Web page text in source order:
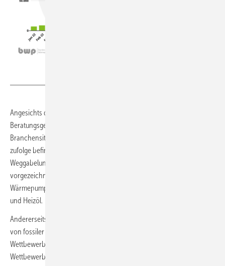
Angesichts der dynamischen Lage hat der BWP die
Beratungsgesellschaft PwC damit beauftragt, die aktuelle
Branchensituation zu analysieren. Ersten Ergebnisse dieser Studie
zufolge befinde sich die Wärmepumpen-Offensive an einer
Weggabelung. Einerseits sei der Trend zur Wärmepumpe
vorgezeichnet. Die Installationszahlen stiegen europaweit,
Wärmepumpen seien die erste Alternative zur Beheizung mit Erdgas
und Heizöl.
Andererseits befinde sich die Heizungsindustrie bei der Umstellung
von fossiler Heiztechnik zu Wärmepumpen in einem harten
Wettbewerb mit Konkurrenten aus Nordamerika und Asien. In dieser
Wettbewerbslage benötigten die Hersteller in Deutschland eine klare